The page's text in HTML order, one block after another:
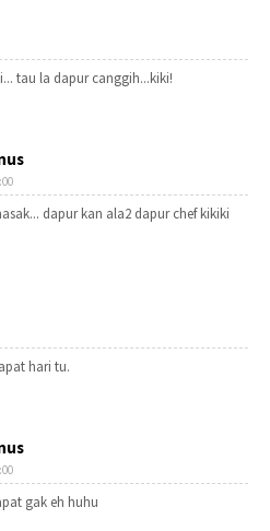
tau la dapur canggih...kiki!
dapur kan ala2 dapur chef kikiki
hari tu.
gak eh huhu